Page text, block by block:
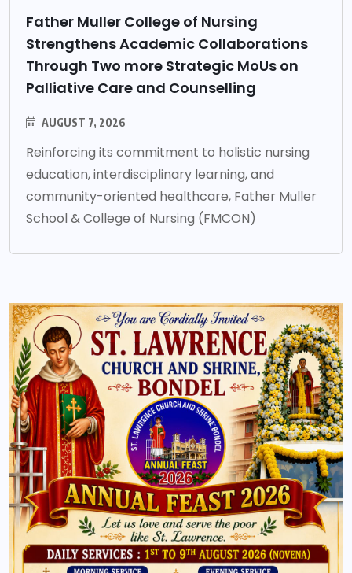
Father Muller College of Nursing
Strengthens Academic Collaborations
Through Two more Strategic MoUs on
Palliative Care and Counselling
AUGUST 7, 2026
Reinforcing its commitment to holistic nursing
education, interdisciplinary learning, and
community-oriented healthcare, Father Muller
School & College of Nursing (FMCON)